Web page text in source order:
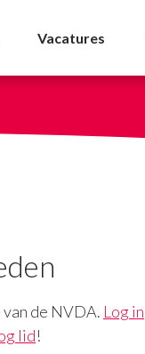
Vacatures
de NVDA. Log in
lid!